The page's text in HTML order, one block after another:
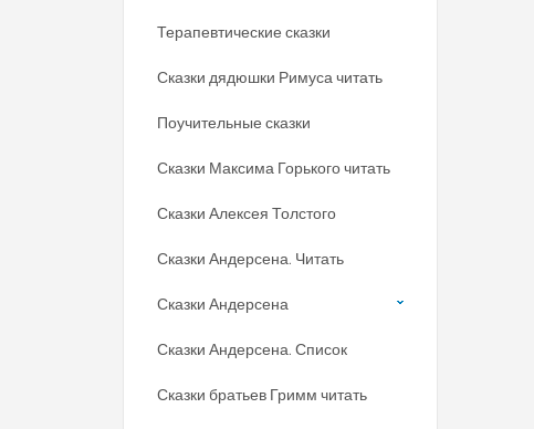
Терапевтические сказки
Сказки дядюшки Римуса читать
Поучительные сказки
Сказки Максима Горького читать
Сказки Алексея Толстого
Сказки Андерсена. Читать
Сказки Андерсена
Сказки Андерсена. Список
Сказки братьев Гримм читать